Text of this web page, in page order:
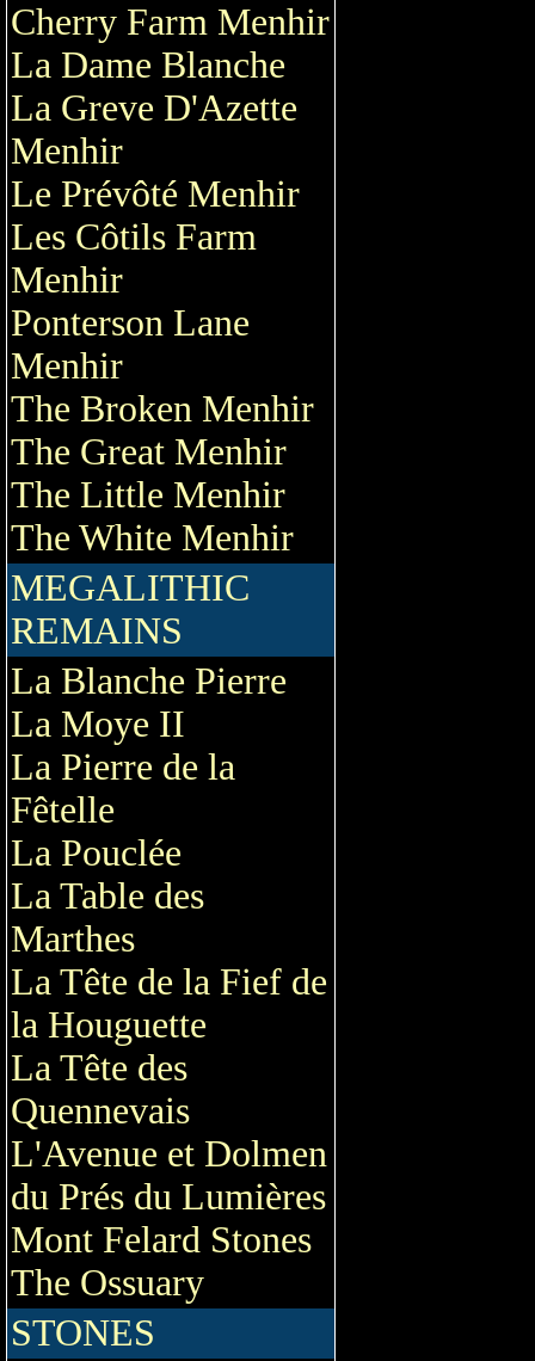
Cherry Farm Menhir
La Dame Blanche
La Greve D'Azette
Menhir
Le Prévôté Menhir
Les Côtils Farm
Menhir
Ponterson Lane
Menhir
The Broken Menhir
The Great Menhir
The Little Menhir
The White Menhir
MEGALITHIC
REMAINS
La Blanche Pierre
La Moye II
La Pierre de la
Fêtelle
La Pouclée
La Table des
Marthes
La Tête de la Fief de
la Houguette
La Tête des
Quennevais
L'Avenue et Dolmen
du Prés du Lumières
Mont Felard Stones
The Ossuary
STONES